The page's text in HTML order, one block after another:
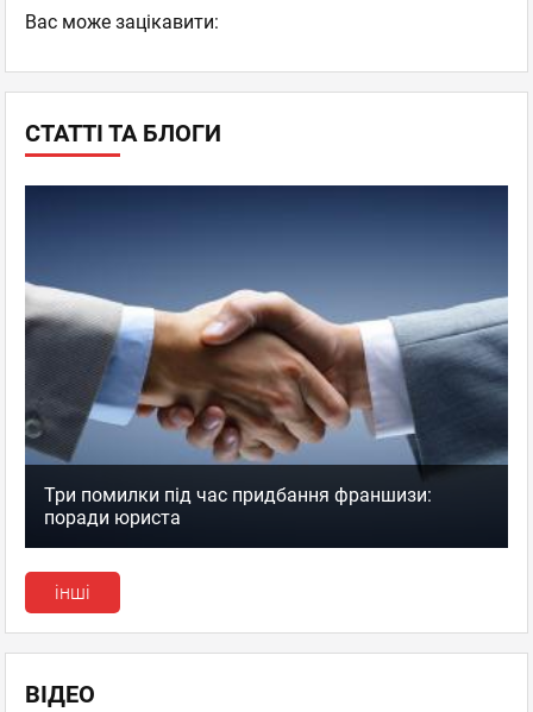
СТАТТІ ТА БЛОГИ
Три помилки під час придбання франшизи:
поради юриста
інші
ВІДЕО
Вас може зацікавити: